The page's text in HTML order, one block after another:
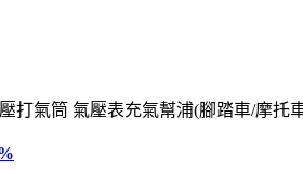
打氣筒 氣壓表充氣幫浦(腳踏車/摩托